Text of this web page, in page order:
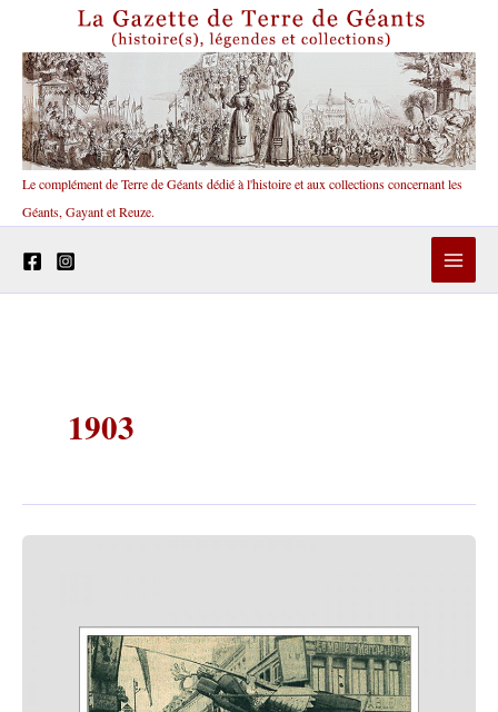
contenu
Le complément de Terre de Géants dédié à l'histoire et aux collections concernant les
Géants, Gayant et Reuze.
1903